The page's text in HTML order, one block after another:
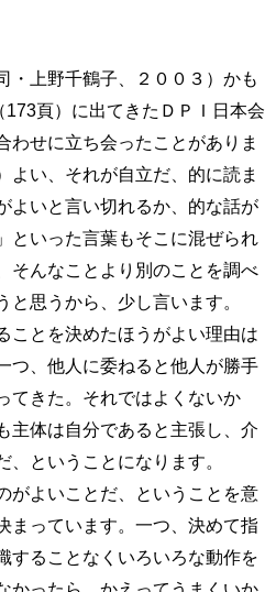
上野千鶴子、２００３）かも
頁）に出てきたＤＰＩ日本会
せに立ち会ったことがありま
い、それが自立だ、的に読ま
よいと言い切れるか、的な話が
といった言葉もそこに混ぜられ
そんなことより別のことを調べ
思うから、少し言います。
ことを決めたほうがよい理由は
つ、他人に委ねると他人が勝手
てきた。それではよくないか
主体は自分であると主張し、介
ということになります。
がよいことだ、ということを意
まっています。一つ、決めて指
することなくいろいろな動作を